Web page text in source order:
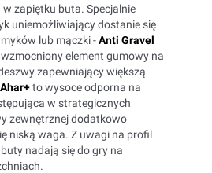
zapiętku buta. Specjalnie
uniemożliwiający dostanie się
lub mączki -Anti Gravel
element gumowy na
zapewniający większą
Ahar+to wysoce odporna na
w strategicznych
zewnętrznej dodatkowo
niską waga. Z uwagi na profil
nadają się do gry na